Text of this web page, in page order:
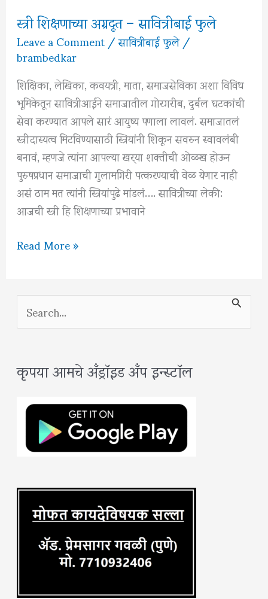
स्त्री शिक्षणाच्या अग्रदूत – सावित्रीबाई फुले
Leave a Comment/सावित्रीबाई फुले/
brambedkar
शिक्षिका, लेखिका, कवयत्री, माता, समाजसेविका अशा विविध
भूमिकेतून सावित्रीआईने समाजातील गोरगरीब, दुर्बल घटकांची
सेवा करण्यात आपले सारं आयुष्य पणाला लावलं. समाजातलं
स्त्रीदास्यत्व मिटविण्यासाठी स्त्रियांनी शिकून सवरुन स्वावलंबी
बनावं, म्हणजे त्यांना आपल्या खर्‍या शक्तीची ओळख होऊन
पुरुषप्रधान समाजाची गुलामगिरी पत्करण्याची वेळ येणार नाही
असं ठाम मत त्यांनी स्त्रियांपुढे मांडलं…. सावित्रीच्या लेकी:
आजची स्त्री हि शिक्षणाच्या प्रभावाने
स्त्री
–
सावित्रीबाई
फुले
Read More »
S
e
r
c
:
कृपया आमचे अँड्रॉइड अँप इन्स्टॉल